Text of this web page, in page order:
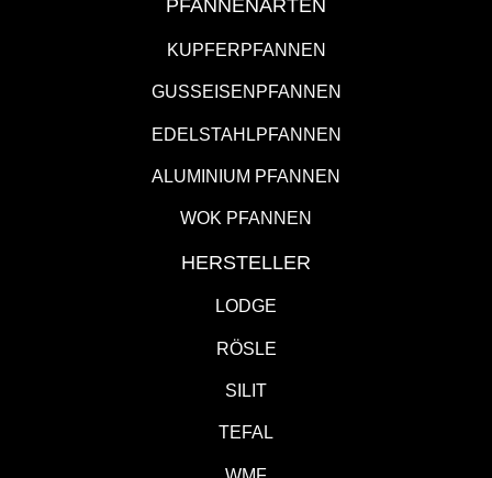
PFANNENARTEN
KUPFERPFANNEN
GUSSEISENPFANNEN
EDELSTAHLPFANNEN
ALUMINIUM PFANNEN
WOK PFANNEN
HERSTELLER
LODGE
RÖSLE
SILIT
TEFAL